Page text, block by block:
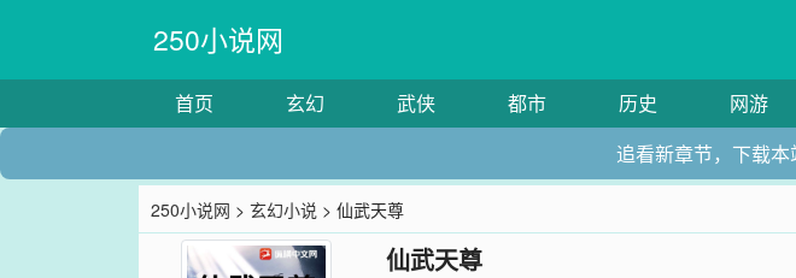
250小说网
首页 玄幻 武侠 都市 历史 网游
追看新章节，下载
250小说网 >玄幻小说 > 仙武天尊
仙武天尊